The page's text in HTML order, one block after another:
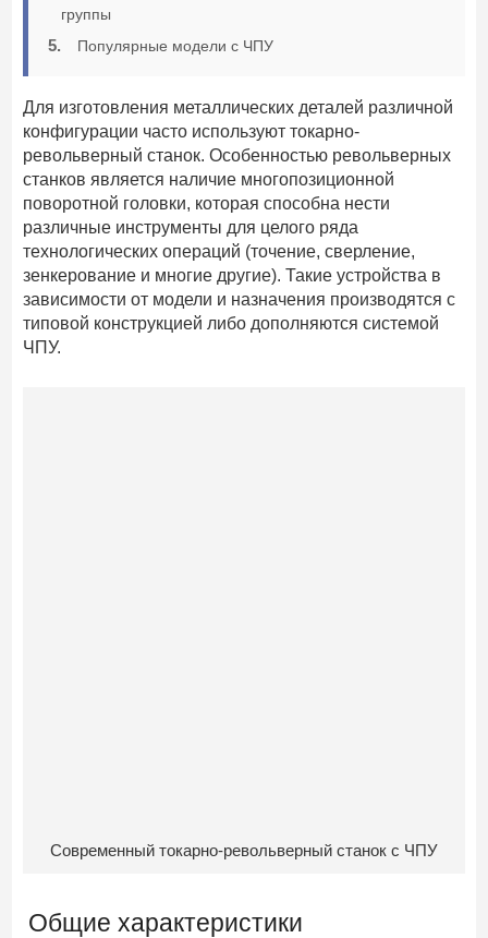
группы
Популярные модели с ЧПУ
Для изготовления металлических деталей различной
конфигурации часто используют токарно-
револьверный станок. Особенностью револьверных
станков является наличие многопозиционной
поворотной головки, которая способна нести
различные инструменты для целого ряда
технологических операций (точение, сверление,
зенкерование и многие другие). Такие устройства в
зависимости от модели и назначения производятся с
типовой конструкцией либо дополняются системой
ЧПУ.
Современный токарно-револьверный станок с ЧПУ
Общие характеристики